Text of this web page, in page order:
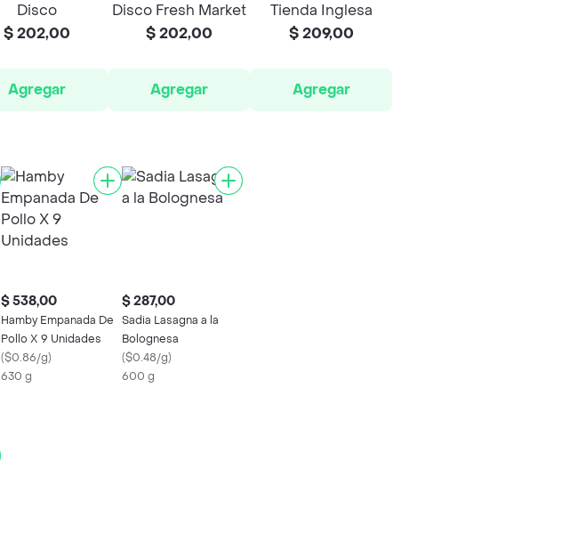
Disco
$ 202,00
Agregar
Disco Fresh Market
$ 202,00
Agregar
Tienda Inglesa
$ 209,00
Agregar
$ 538,00
Hamby Empanada De
Pollo X 9 Unidades
($0.86/g)
630 g
$ 287,00
Sadia Lasagna a la
Bolognesa
($0.48/g)
600 g